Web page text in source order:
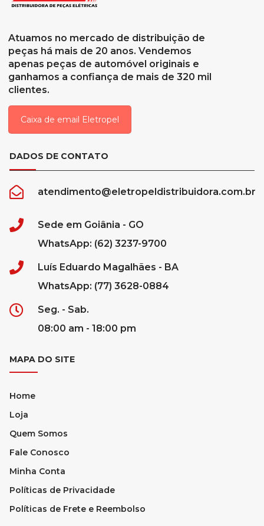
Atuamos no mercado de distribuição de
peças há mais de 20 anos. Vendemos
apenas peças de automóvel originais e
ganhamos a confiança de mais de 320 mil
clientes.
Caixa de email Eletropel
DADOS DE CONTATO
atendimento@eletropeldistribuidora.com.br
Sede em Goiânia - GO
WhatsApp: (62) 3237-9700
Luís Eduardo Magalhães - BA
WhatsApp: (77) 3628-0884
Seg. - Sab.
08:00 am - 18:00 pm
MAPA DO SITE
Home
Loja
Quem Somos
Fale Conosco
Minha Conta
Políticas de Privacidade
Políticas de Frete e Reembolso